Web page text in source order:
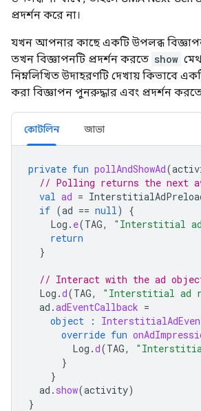
প্রদর্শন করে না।
যখন আপনার কাছে একটি উপলব্ধ
তখন বিজ্ঞাপনটি প্রদর্শন করতে show
নিম্নলিখিত উদাহরণটি দেখায় কিভাবে
করা বিজ্ঞাপন পুনরুদ্ধার এবং প্রদর্শন
কোটলিন জাভা
private fun pollAndShowAd(
// Polling returns the next
val ad =
if (ad == null)
{
Log . e(TAG, "Interstitial
return
}
// Interact with the ad object
Log .d(TAG, "Interstitial ad
ad .adEventCallback =
object
:
override fun
Log .d(TAG,
"Interstitial
}
}
ad . show(activity)
}